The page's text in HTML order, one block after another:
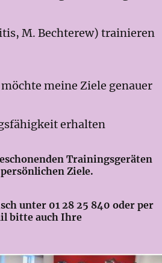
M. Bechterew) trainieren
meine Ziele genauer
erhalten
Trainingsgeräten
Ziele.
unter 01 28 25 840 oder per
bitte auch Ihre